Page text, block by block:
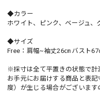
◆カラー
ホワイト、ピンク、ベージュ、
◆サイズ
Free：肩幅~袖丈26㎝ バスト
※採寸は全て平置きの状態で計
お手元にお届けする商品と表
度）が生じる場合がございます